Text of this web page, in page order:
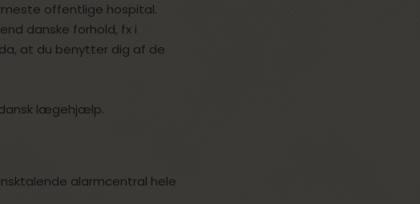
offentlige hospital.
danske forhold, fx i
at du benytter dig af de
lægehjælp.
alarmcentral hele